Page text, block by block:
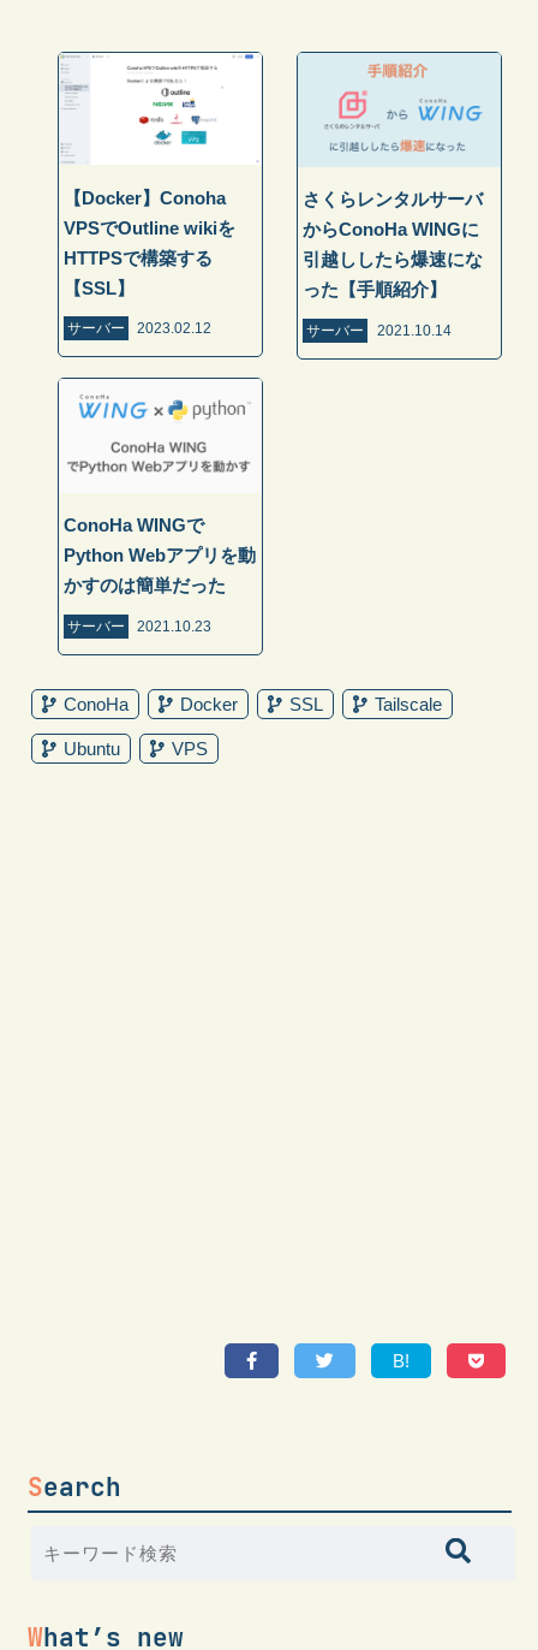
【Docker】Conoha
VPSでOutline wikiを
HTTPSで構築する
【SSL】
サーバー 2023.02.12
さくらレンタルサーバ
からConoHa WINGに
引越ししたら爆速にな
った【手順紹介】
サーバー 2021.10.14
ConoHa WINGで
Python Webアプリを動
かすのは簡単だった
サーバー 2021.10.23
ConoHa Docker SSL Tailscale
Ubuntu VPS
B!
Search
What’s new